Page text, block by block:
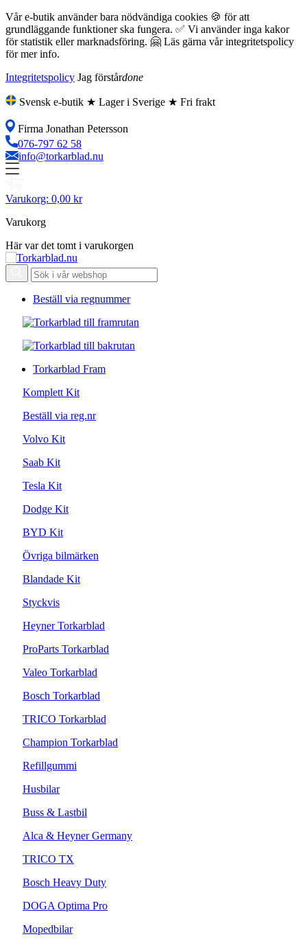
Vår e-butik använder bara nödvändiga cookies 🍪 för att
grundläggande funktioner ska fungera. ✅ Vi använder inga kakor
för statistik eller marknadsföring. 🤗 Läs gärna vår integritetspolicy
för mer info.
Integritetspolicy Jag förstårdone
Svensk e-butik ★ Lager i Sverige ★ Fri frakt
Firma Jonathan Petersson
076-797 62 58
info@torkarblad.nu
Varukorg: 0,00 kr
Varukorg
Här var det tomt i varukorgen
Beställ via regnummer
Torkarblad Fram
Komplett Kit
Beställ via reg.nr
Volvo Kit
Saab Kit
Tesla Kit
Dodge Kit
BYD Kit
Övriga bilmärken
Blandade Kit
Styckvis
Heyner Torkarblad
ProParts Torkarblad
Valeo Torkarblad
Bosch Torkarblad
TRICO Torkarblad
Champion Torkarblad
Refillgummi
Husbilar
Buss & Lastbil
Alca & Heyner Germany
TRICO TX
Bosch Heavy Duty
DOGA Optima Pro
Mopedbilar